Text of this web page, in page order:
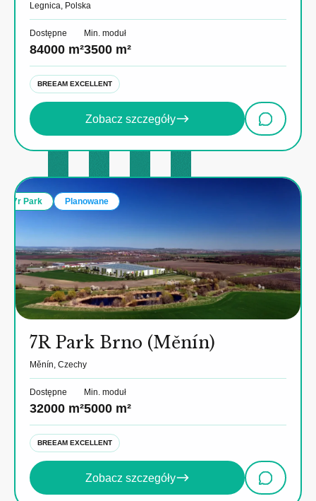
Legnica, Polska
Dostępne
84000 m²
Min. moduł
3500 m²
BREEAM EXCELLENT
Zobacz szczegóły
7r Park Planowane
7R Park Brno (Měnín)
Měnín, Czechy
Dostępne
32000 m²
Min. moduł
5000 m²
BREEAM EXCELLENT
Zobacz szczegóły